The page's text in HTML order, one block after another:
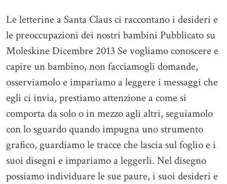
Le letterine a Santa Claus ci raccontano i desideri e
le preoccupazioni dei nostri bambini Pubblicato su
Moleskine Dicembre 2013 Se vogliamo conoscere e
capire un bambino, non facciamogli domande,
osserviamolo e impariamo a leggere i messaggi che
egli ci invia, prestiamo attenzione a come si
comporta da solo o in mezzo agli altri, seguiamolo
con lo sguardo quando impugna uno strumento
grafico, guardiamo le tracce che lascia sul foglio e i
suoi disegni e impariamo a leggerli. Nel disegno
possiamo individuare le sue paure, i suoi desideri e